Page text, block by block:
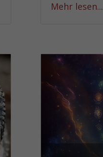
Mehr lesen...